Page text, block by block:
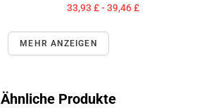
33,93 £ - 39,46 £
MEHR ANZEIGEN
Ähnliche Produkte